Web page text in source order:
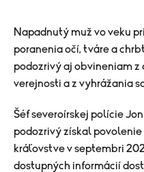
Napadnutý muž vo veku
poranenia očí, tváre a
podozrivý aj obvineniam
verejnosti a z vyhrážania
Šéf severoírskej polície
podozrivý získal
kráľovstve v septembri
dostupných informácií